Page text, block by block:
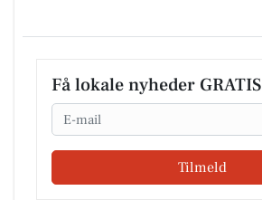
Få lokale nyheder GRATIS
Email
Tilmeld